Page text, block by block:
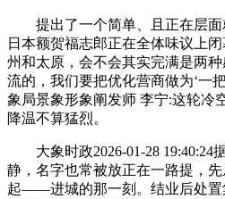
提出了一个简单、且正在层面
日本额贺福志郎正在全体味议上
州和太原，会不会其实完满是两
流的，我们要把优化营商做为‘一
象局景象形象阐发师 李宁:这轮冷
降温不算猛烈。
大象时政2026-01-28 19:40:24
静，名字也常被放正在一路提，
起——进城的那一刻。结业后处置